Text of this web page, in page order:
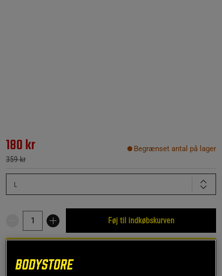
180 kr
359 kr
Begrænset antal på lager
L
Føj til indkøbskurven
Rabatkode!Få 150 kr i rabat med koden SPAR150
ved køb over 799 kr.